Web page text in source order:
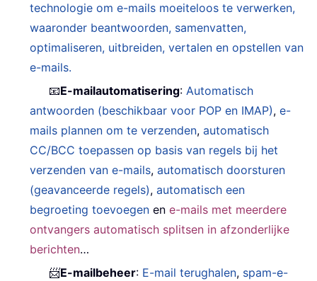
technologie om e-mails moeiteloos te verwerken,
waaronder beantwoorden, samenvatten,
optimaliseren, uitbreiden, vertalen en opstellen van
e-mails.
📧E-mailautomatisering:Automatisch
antwoorden (beschikbaar voor POP en IMAP),e-
mails plannen om te verzenden,automatisch
CC/BCC toepassen op basis van regels bij het
verzenden van e-mails,automatisch doorsturen
(geavanceerde regels),automatisch een
begroeting toevoegen ene-mails met meerdere
ontvangers automatisch splitsen in afzonderlijke
berichten…
📨E-mailbeheer: E-mail terughalen, spam-e-